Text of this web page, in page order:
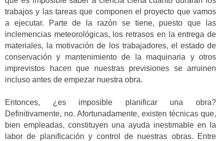
trabajos y las tareas que componen el proyecto que vamos
a ejecutar. Parte de la razón se tiene, puesto que las
inclemencias meteorológicas, los retrasos en la entrega de
materiales, la motivación de los trabajadores, el estado de
conservación y mantenimiento de la maquinaria y otros
imprevistos hacen que nuestras previsiones se arruinen
incluso antes de empezar nuestra obra.
Entonces, ¿es imposible planificar una obra?
Definitivamente, no. Afortunadamente, existen técnicas que,
bien empleadas, constituyen una ayuda inestimable en la
labor de planificación y control de nuestras obras. Entre